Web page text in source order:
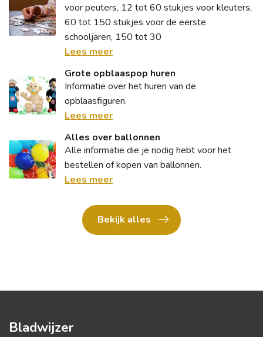
voor peuters, 12 tot 60 stukjes voor kleuters,
60 tot 150 stukjes voor de eerste
schooljaren, 150 tot 30
Lees meer
Grote opblaaspop huren
Informatie over het huren van de
opblaasfiguren.
Lees meer
Alles over ballonnen
Alle informatie die je nodig hebt voor het
bestellen of kopen van ballonnen.
Lees meer
Bekijk alles
Bladwijzer